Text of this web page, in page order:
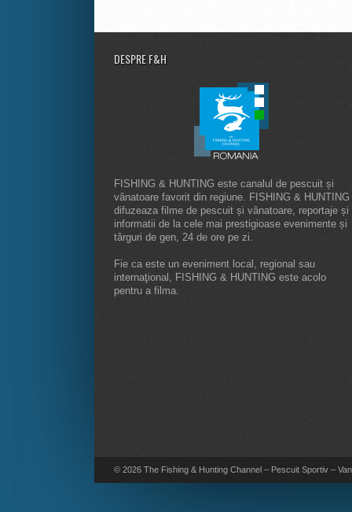
DESPRE F&H
FISHING & HUNTING este canalul de pescuit și
vânatoare favorit din regiune. FISHING & HUNTING
difuzeaza filme de pescuit și vânatoare, reportaje și
informatii de la cele mai prestigioase evenimente și
târguri de gen, 24 de ore pe zi.
Fie ca este un eveniment local, regional sau
internaţional, FISHING & HUNTING este acolo
pentru a filma.
© 2026 The Fishing & Hunting Channel – Pescuit Sportiv –